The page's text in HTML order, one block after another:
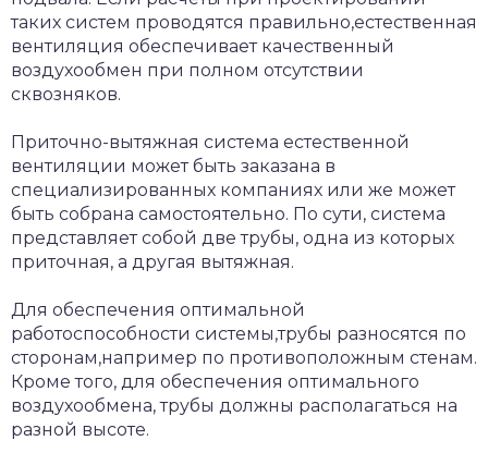
таких систем проводятся правильно,естественная
вентиляция обеспечивает качественный
воздухообмен при полном отсутствии
сквозняков.
Приточно-вытяжная система естественной
вентиляции может быть заказана в
специализированных компаниях или же может
быть собрана самостоятельно. По сути, система
представляет собой две трубы, одна из которых
приточная, а другая вытяжная.
Для обеспечения оптимальной
работоспособности системы,трубы разносятся по
сторонам,например по противоположным стенам.
Кроме того, для обеспечения оптимального
воздухообмена, трубы должны располагаться на
разной высоте.